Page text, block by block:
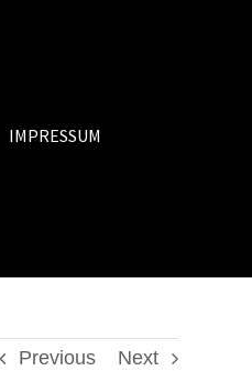
IMPRESSUM
Previous Next